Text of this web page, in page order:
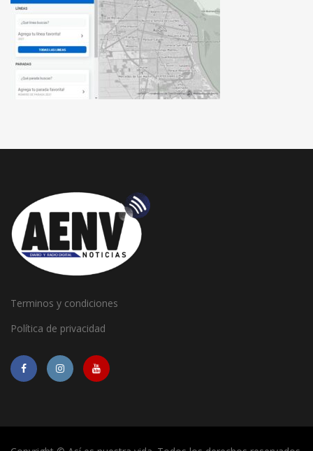
Terminos y condiciones
Política de privacidad